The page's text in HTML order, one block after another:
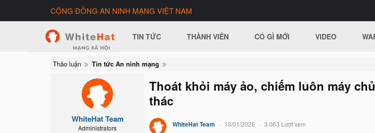
CỘNG ĐỒNG AN NINH MẠNG VIỆT NAM
TIN TỨC THÀNH VIÊN CÓ GÌ MỚI VIDEO
Thảo luận Tin tức An ninh mạng
WhiteHat Team
Administrators
Thoát khỏi máy ảo, chiếm luôn máy
thác
WhiteHat Team 13/01/2026 3.063 Lượt xem